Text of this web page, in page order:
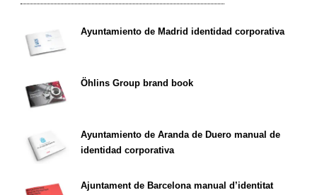
Ayuntamiento de Madrid identidad corporativa
Öhlins Group brand book
Ayuntamiento de Aranda de Duero manual de
identidad corporativa
Ajuntament de Barcelona manual d’identitat